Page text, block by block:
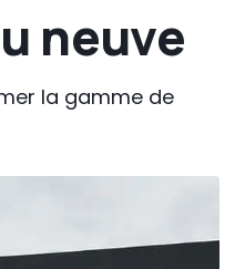
neuve
la gamme de